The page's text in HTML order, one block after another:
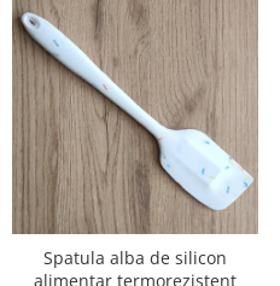
Spatula alba de silicon
alimentar termorezistent